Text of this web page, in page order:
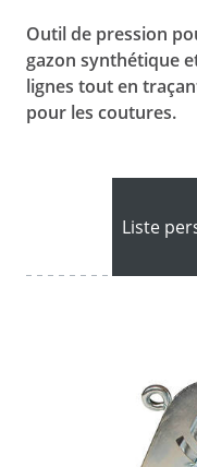
Outil de pression
gazon synthétique
lignes tout en
pour les coutures.
Liste